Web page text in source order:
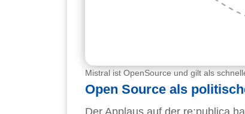
Mistral ist OpenSource und gilt als
Open Source als
Der Applaus auf der re:publica